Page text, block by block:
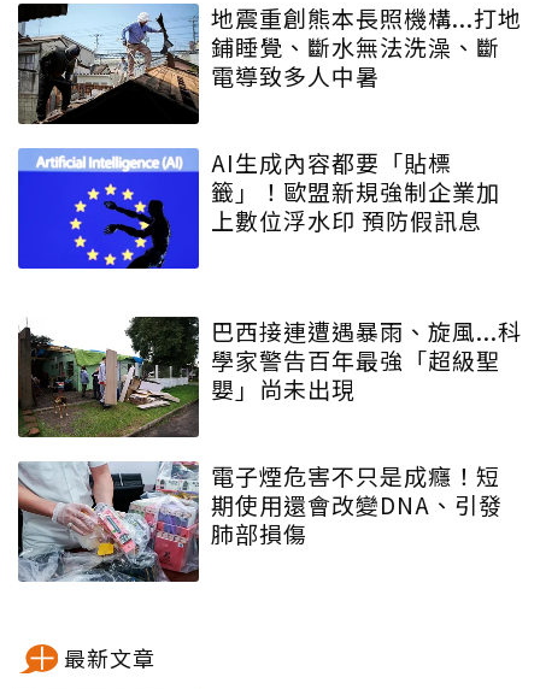
地震重創熊本長照機構...打地
鋪睡覺、斷水無法洗澡、斷
電導致多人中暑
AI生成內容都要「貼標
籤」！歐盟新規強制企業加
上數位浮水印 預防假訊息
巴西接連遭遇暴雨、旋風...科
學家警告百年最強「超級聖
嬰」尚未出現
電子煙危害不只是成癮！短
期使用還會改變DNA、引發
肺部損傷
最新文章